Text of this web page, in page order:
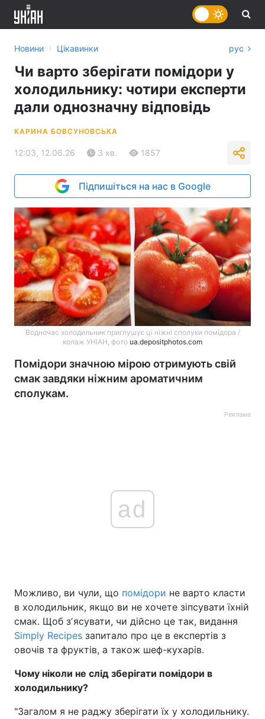
Україна Політика
Економіка Світ
Техно і зв'язок
Зброя Інциденти
Новини › Цікавинки рус
Чи варто зберігати помідори у
холодильнику: чотири експерти
дали однозначну відповідь
КАРИНА БОВСУНОВСЬКА
12:03, 12.06.26 3 хв. 1857
Підпишіться на нас в Google
Водночас холодильник приглушує ці ніжні сполуки помідора /
колаж УНІАН, фото ua.depositphotos.com
Помідори значною мірою отримують свій
смак завдяки ніжним ароматичним
сполукам.
Реклама
ad
Можливо, ви чули, що помідори не варто класти
в холодильник, якщо ви не хочете зіпсувати їхній
смак. Щоб зʼясувати, чи дійсно це так, видання
Simply Recipes запитало про це в експертів з
овочів та фруктів, а також шеф-кухарів.
Чому ніколи не слід зберігати помідори в
холодильнику?
"Загалом я не раджу зберігати їх у холодильнику.